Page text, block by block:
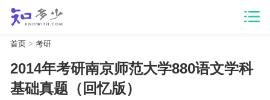
首页> 考研
2014年考研南京师范大学880语文学科
基础真题（回忆版）